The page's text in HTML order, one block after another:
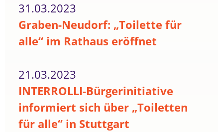
31.03.2023
Graben-Neudorf: „Toilette für
alle“ im Rathaus eröffnet
21.03.2023
INTERROLLI-Bürgerinitiative
informiert sich über „Toiletten
für alle“ in Stuttgart